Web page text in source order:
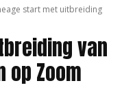
start met uitbreiding
van
op Zoom